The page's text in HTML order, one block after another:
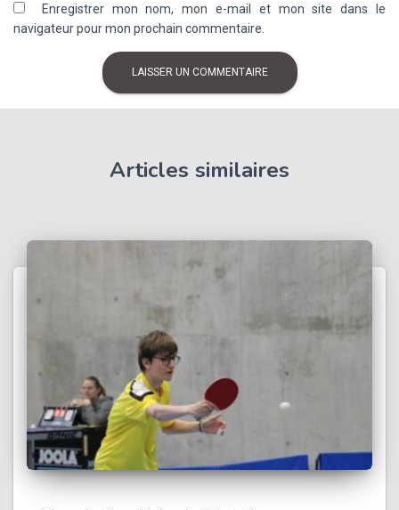
Enregistrer mon nom, mon e-mail et mon site dans le
navigateur pour mon prochain commentaire.
Articles similaires